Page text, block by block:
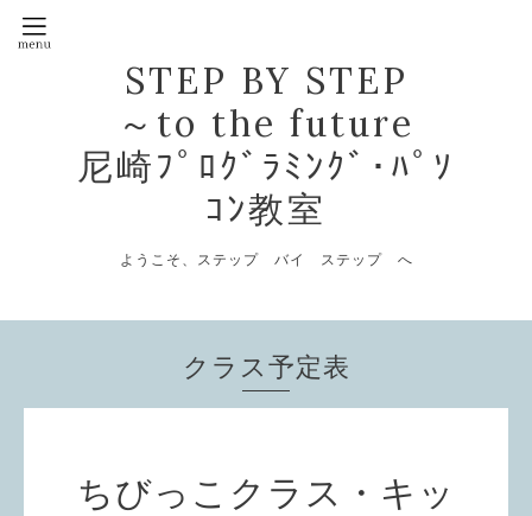
STEP BY STEP
～to the future
尼崎ﾌﾟﾛｸﾞﾗﾐﾝｸﾞ･ﾊﾟｿ
ｺﾝ教室
ようこそ、ステップ バイ ステップ へ
クラス予定表
ちびっこクラス・キッ